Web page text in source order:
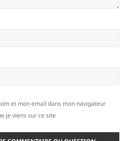
et mon email dans mon navigateur
je viens sur ce site